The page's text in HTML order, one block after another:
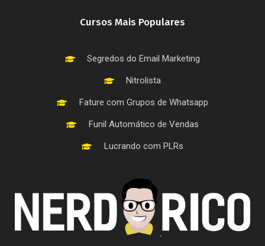
Cursos Mais Populares
Segredos do Email Marketing
Nitrolista
Fature com Grupos de Whatsapp
Funil Automático de Vendas
Lucrando com PLRs